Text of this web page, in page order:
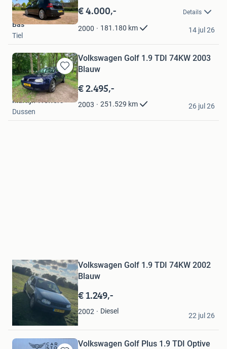
in
Mijn
Favorieten
€ 4.000,- Details
2000 181.180 km
Bas
Tiel
14 jul 26
Bewaren
in
Mijn
Favorieten
Volkswagen Golf 1.9 TDI 74KW 2003
Blauw
€ 2.495,-
2003 251.529 km
Martijn Treffers
Dussen
26 jul 26
in
Mijn
Favorieten
Volkswagen Golf 1.9 TDI 74KW 2002
Blauw
€ 1.249,-
2002 Diesel
Jesse van der Heide
22 jul 26
Volkswagen Golf Plus 1.9 TDI Optive